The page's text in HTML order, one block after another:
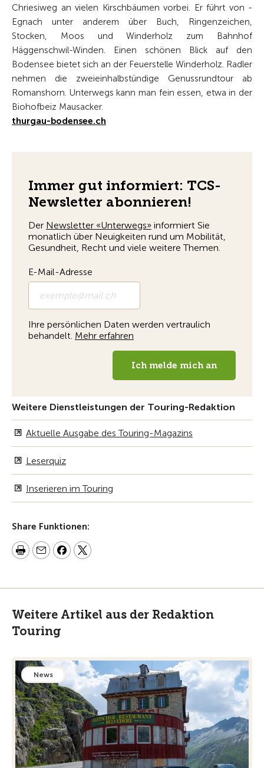
Chriesiweg an vielen Kirschbäumen vorbei. Er führt von ­
Egnach unter anderem über Buch, Ringenzeichen,
Stocken, Moos und Winderholz zum Bahnhof
Häggenschwil-­Winden. Einen schönen Blick auf den
Bodensee bietet sich an der Feuerstelle Winderholz. Radler
nehmen die zweieinhalbstündige Genussrundtour ab
Romanshorn. Unterwegs kann man fein essen, etwa in der
Biohofbeiz Mausacker.
thurgau-bodensee.ch
Weitere Dienstleistungen der Touring-Redaktion
Aktuelle Ausgabe des Touring-Magazins
Leserquiz
Inserieren im Touring
Share Funktionen:
Weitere Artikel aus der Redaktion
Touring
News